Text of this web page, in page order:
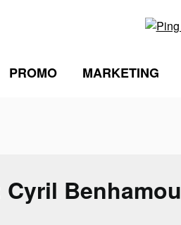
PROMO MARKETING
Cyril Benhamou